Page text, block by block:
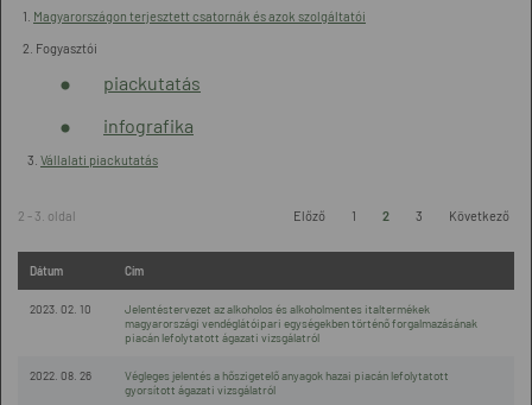
1. Magyarországon terjesztett csatornák és azok szolgáltatói
2. Fogyasztói
piackutatás
infografika
3. Vállalati piackutatás
2 - 3. oldal Előző 1 2 3 Következő
Dátum Cím
2023. 02. 10
Jelentéstervezet az alkoholos és alkoholmentes italtermékek
magyarországi vendéglátóipari egységekben történő forgalmazásának
piacán lefolytatott ágazati vizsgálatról
2022. 08. 26
Végleges jelentés a hőszigetelő anyagok hazai piacán lefolytatott
gyorsított ágazati vizsgálatról